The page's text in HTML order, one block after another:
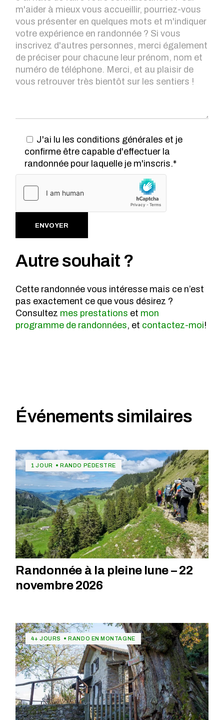
J'ai lu les conditions générales et je
confirme être capable d'effectuer la
randonnée pour laquelle je m'inscris.*
ENVOYER
Autre souhait ?
Cette randonnée vous intéresse mais ce n’est
pas exactement ce que vous désirez ?
Consultez mes prestations et mon
programme de randonnées, et contactez-moi!
Événements similaires
1 JOUR RANDO PÉDESTRE
Randonnée à la pleine lune – 22
novembre 2026
4+ JOURS RANDO EN MONTAGNE